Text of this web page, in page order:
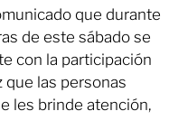
que durante
de este sábado se
con la participación
que las personas
les brinde atención,